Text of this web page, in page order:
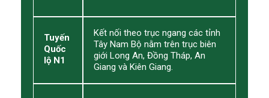
Tuyến
Quốc
lộ N1
Kết nối theo trục ngang các tỉnh
Tây Nam Bộ nằm trên trục biên
giới Long An, Đồng Tháp, An
Giang và Kiên Giang.